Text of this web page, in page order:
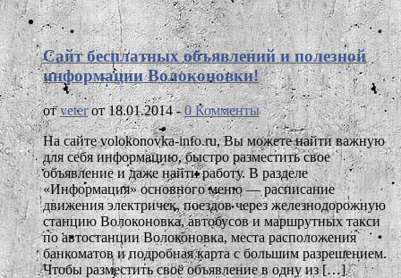
Сайт бесплатных объявлений и полезной
информации Волоконовки!
отveterот 18.01.2014 -0 Комменты
На сайте volokonovka-info.ru, Вы можете найти важную
для себя информацию, быстро разместить свое
объявление и даже найти работу. В разделе
«Информация» основного меню — расписание
движения электричек, поездов через железнодорожную
станцию Волоконовка, автобусов и маршрутных такси
по автостанции Волоконовка, места расположения
банкоматов и подробная карта с большим разрешением.
Чтобы разместить своё объявление в одну из […]